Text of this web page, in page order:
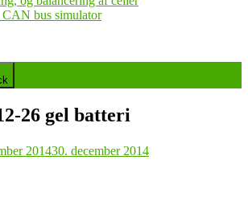
bus simulator
26 gel batteri
201430. december 2014